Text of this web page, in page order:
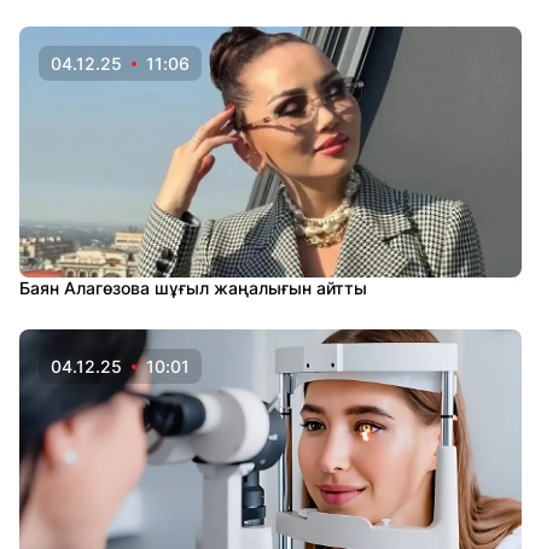
04.12.25 11:06
Баян Алагөзова шұғыл жаңалығын айтты
04.12.25 10:01